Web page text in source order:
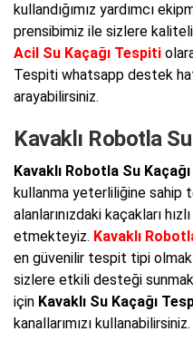
kullandığımız yardımcı
prensibimiz ile sizlere
Acil Su Kaçağı Tespiti
Tespiti whatsapp destek
arayabilirsiniz.
Kavaklı Robotla
Kavaklı Robotla Su
kullanma yeterliliğine sahip
alanlarınızdaki kaçakları
etmekteyiz. Kavaklı
en güvenilir tespit tipi
sizlere etkili desteği
için Kavaklı Su Kaçağı
kanallarımızı kullanabilirsiniz.